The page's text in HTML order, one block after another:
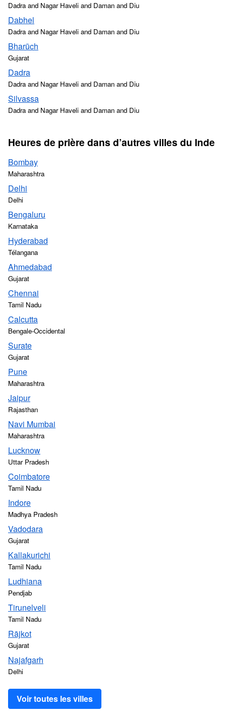
Dadra and Nagar Haveli and Daman and Diu
Dabhel
Dadra and Nagar Haveli and Daman and Diu
Bharūch
Gujarat
Dadra
Dadra and Nagar Haveli and Daman and Diu
Silvassa
Dadra and Nagar Haveli and Daman and Diu
Heures de prière dans d’autres villes du Inde
Bombay
Maharashtra
Delhi
Delhi
Bengaluru
Karnataka
Hyderabad
Télangana
Ahmedabad
Gujarat
Chennai
Tamil Nadu
Calcutta
Bengale-Occidental
Surate
Gujarat
Pune
Maharashtra
Jaipur
Rajasthan
Navi Mumbai
Maharashtra
Lucknow
Uttar Pradesh
Coimbatore
Tamil Nadu
Indore
Madhya Pradesh
Vadodara
Gujarat
Kallakurichi
Tamil Nadu
Ludhiana
Pendjab
Tirunelveli
Tamil Nadu
Rājkot
Gujarat
Najafgarh
Delhi
Voir toutes les villes